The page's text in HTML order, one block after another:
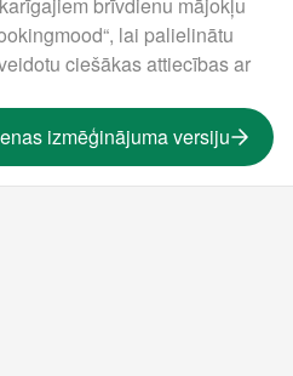
brīvdienu mājokļu
lai palielinātu
ciešākas attiecības ar
izmēģinājuma versiju